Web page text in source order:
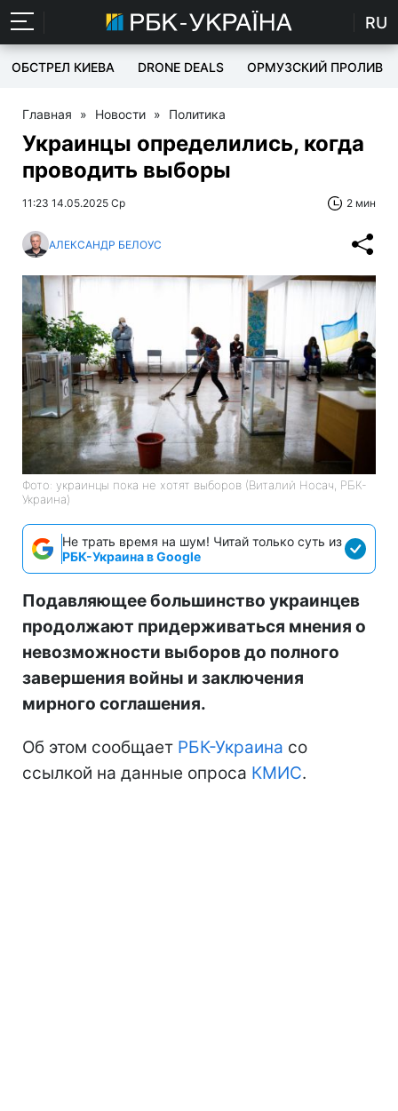
RU
ОБСТРЕЛ КИЕВА DRONE DEALS ОРМУЗСКИЙ ПРОЛИВ
Главная » Новости » Политика
Украинцы определились, когда
проводить выборы
11:23 14.05.2025 Ср 2 мин
АЛЕКСАНДР БЕЛОУС
Фото: украинцы пока не хотят выборов (Виталий Носач, РБК-
Украина)
Не трать время на шум! Читай только суть из
РБК-Украина в Google
Подавляющее большинство украинцев
продолжают придерживаться мнения о
невозможности выборов до полного
завершения войны и заключения
мирного соглашения.
Об этом сообщает РБК-Украина со
ссылкой на данные опроса КМИС.